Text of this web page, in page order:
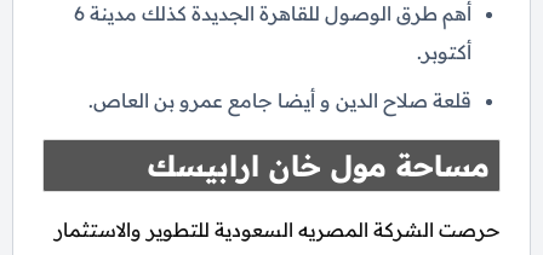
أهم طرق الوصول للقاهرة الجديدة كذلك مدينة 6
أكتوبر.
قلعة صلاح الدين و أيضا جامع عمرو بن العاص.
مساحة مول خان ارابيسك
حرصت الشركة المصريه السعودية للتطوير والاستثمار